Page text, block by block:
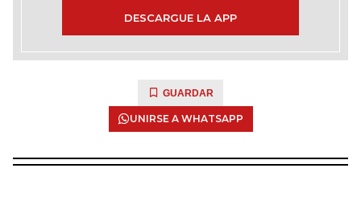
DESCARGUE LA APP
GUARDAR
UNIRSE A WHATSAPP